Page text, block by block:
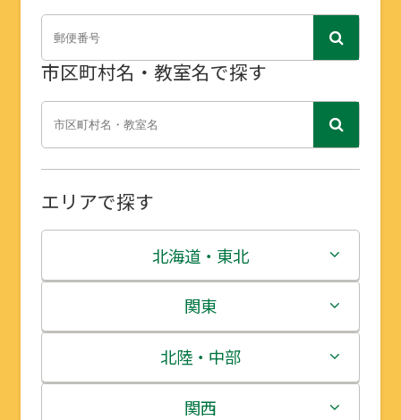
市区町村名・教室名で探す
エリアで探す
北海道・東北
北海道
青森県
岩手県
関東
茨城県
栃木県
北陸・中部
新潟県
関西